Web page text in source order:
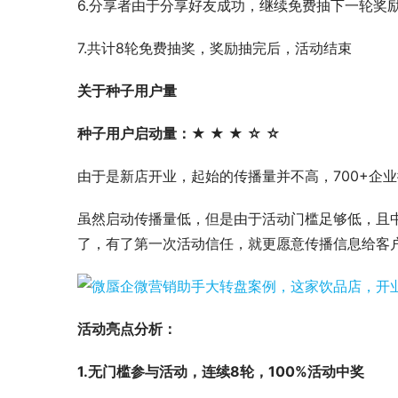
6.分享者由于分享好友成功，继续免费抽下一轮奖
7.共计8轮免费抽奖，奖励抽完后，活动结束
关于种子用户量
种子用户启动量：★ ★ ★ ☆ ☆
由于是新店开业，起始的传播量并不高，700+企
虽然启动传播量低，但是由于活动门槛足够低，
了，有了第一次活动信任，就更愿意传播信息给客
活动亮点分析：
1.无门槛参与活动，连续8轮，100%活动中奖